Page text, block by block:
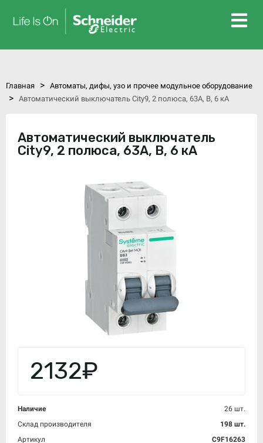
Главная > Автоматы, дифы, узо и прочее модульное оборудование
> Автоматический выключатель City9, 2 полюса, 63А, B, 6 кА
Автоматический выключатель
City9, 2 полюса, 63А, B, 6 кА
2132₽
Наличие
26 шт.
Склад производителя
198 шт.
Артикул
C9F16263